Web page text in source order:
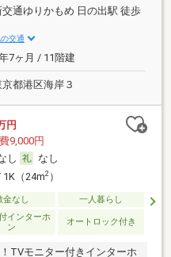
交通ゆりかもめ 日の出駅 徒歩
交通
7ヶ月 / 11階建
京都港区海岸３
円
9,000円
し
なし
1K（24m2）
金なし 一人暮らし
インターホ
ン
オートロック付き
TVモニター付きインターホ